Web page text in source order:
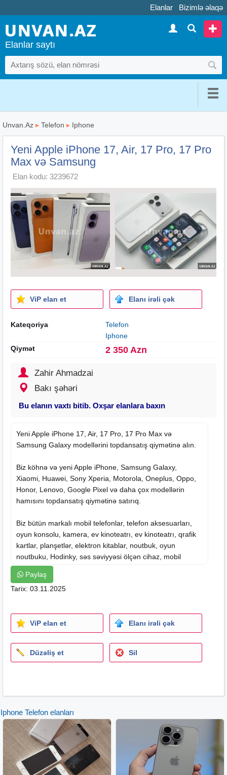
Elanlar Bizimlə əlaqə
Elanlar saytı
Unvan.Az ▸ Telefon ▸ Iphone
Yeni Apple iPhone 17, Air, 17 Pro, 17 Pro
Max və Samsung
Elan kodu: 3239672
ViP elan et Elanı irəli çək
Kateqoriya
Telefon
Iphone
Qiymət
2 350 Azn
Zahir Ahmadzai
Bakı şəhəri
Bu elanın vaxtı bitib. Oxşar elanlara baxın
Yeni Apple iPhone 17, Air, 17 Pro, 17 Pro Max və
Samsung Galaxy modellərini topdansatış qiymətinə alın.
Biz köhnə və yeni Apple iPhone, Samsung Galaxy,
Xiaomi, Huawei, Sony Xperia, Motorola, Oneplus, Oppo,
Honor, Lenovo, Google Pixel və daha çox modellərin
hamısını topdansatış qiymətinə satırıq.
Biz bütün markalı mobil telefonlar, telefon aksesuarları,
oyun konsolu, kamera , ev kinoteatrı, ev kinoteatrı, qrafik
kartlar, planşetlər, elektron kitablar, noutbuk, oyun
noutbuku, Hodinky, səs səviyyəsi ölçən cihaz, mobil
telefon tutacağı, Makita, Bose Life, Beats,
masaüstü kompüteri, elektrik alətləri, GoPro, DJ mikser və
daha çoxunu satırıq.
Biz tam aksesuarlarla birlikdə yeni, orijinal və kilidsiz
məhsul təklif edirik və orijinal qutu ilə birlikdə gəlir.
Biz FedEx, DHL, UPS və ya izləmə nömrəsi olan istənilən
özəl çatdırılma şirkəti kimi dəqiq və zəmanətli çatdırılma
zəmanəti ləğv edir**.
Zəmanəti olan etibarlı mağazadan alış-veriş edin. Bütün
alış-verişlər mağazanın zəmanəti və qəbzi ilə əhatə
olunur.
Paylaş
Tarix: 03.11.2025
ViP elan et Elanı irəli çək
Düzəliş et Sil
Iphone Telefon elanları